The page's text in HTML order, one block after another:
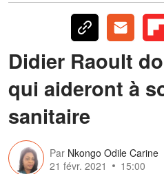
Didier Raoult
qui aideront à
sanitaire
Par Nkongo Odile Carine
21 févr. 2021
15:00